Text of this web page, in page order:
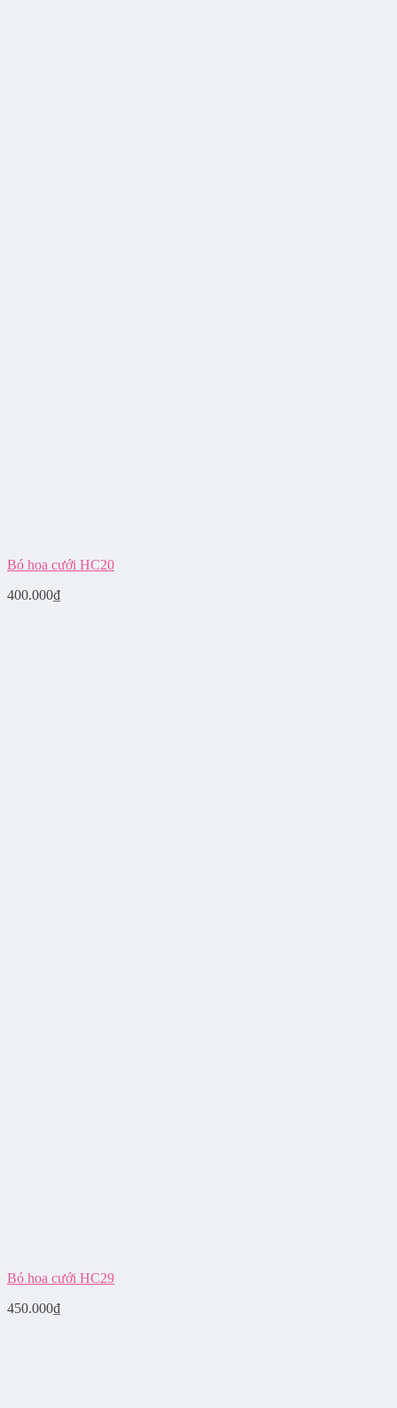
Bó hoa cưới HC20
400.000₫
Bó hoa cưới HC29
450.000₫